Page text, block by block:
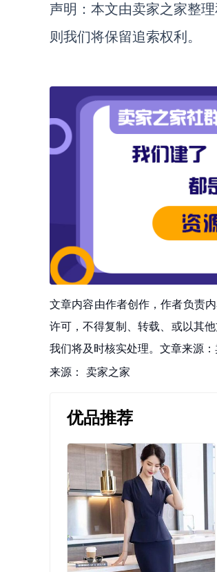
声明：本文由卖家之家整
则我们将保留追索权利。
文章内容由作者创作，作者负责
许可，不得复制、转载、或以其
我们将及时核实处理。文章来源
来源： 卖家之家
优品推荐